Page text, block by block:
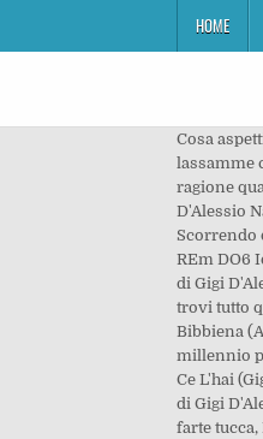
HOME
Cosa aspetti? DO7 FA7+ FAm7 DO Veco 'o mare che chiagne vulesse parla Basikaraoke.me Ã¨ un motore di ricerca di basi karaoke. DO FA SIb DO Ca tutt'e duie nun ce lassamme cchiù. Lamin Mimin Non credere che poi ti sottovaluti FaDo Mi Sei abile a parlarmi di teE poi restare qui mi sembra logico DoMiminLamin Fa Dai scopri la ragione qual èSto diventando un avversario scom A ventuno anni ha conseguito il diploma di pianoforte al Conservatorio di San Pietro a Majella di Napoli. Gigi D'Alessio Napule Testo Lyrics . canzone: Annarè Annarè è un brano scritto e